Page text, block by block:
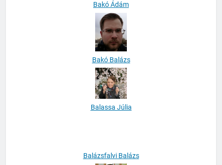
Bakó Ádám
Bakó Balázs
Balassa Júlia
Balázsfalvi Balázs